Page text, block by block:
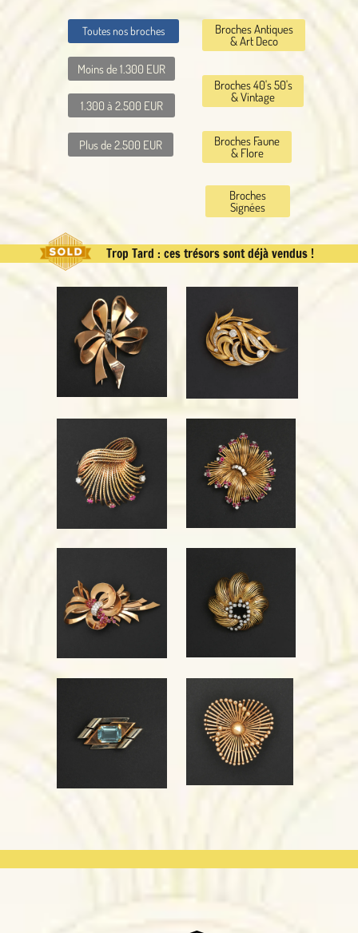
Broches Antiques
& Art Deco
Broches
Signées
Broches 40's 50's
& Vintage
Broches Faune
& Flore
Toutes nos broches
Moins de 1.300 EUR
1.300 à 2.500 EUR
Plus de 2.500 EUR
Trop Tard : ces trésors sont déjà vendus !